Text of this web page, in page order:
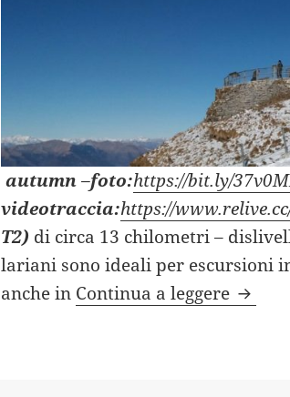
autumn–foto:https://bit.ly/
videotraccia:https://
T2) di circa 13 chilometri –
lariani sono ideali per escursioni
anche in Continua a leggere